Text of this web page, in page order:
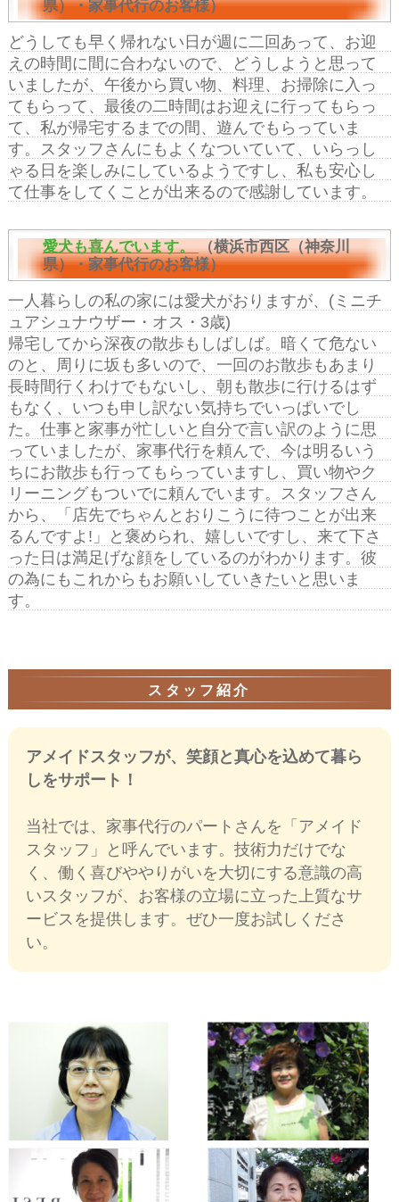
県）・家事代行のお客様）
どうしても早く帰れない日が週に二回あって、お迎
えの時間に間に合わないので、どうしようと思って
いましたが、午後から買い物、料理、お掃除に入っ
てもらって、最後の二時間はお迎えに行ってもらっ
て、私が帰宅するまでの間、遊んでもらっていま
す。スタッフさんにもよくなついていて、いらっし
ゃる日を楽しみにしているようですし、私も安心し
て仕事をしてくことが出来るので感謝しています。
愛犬も喜んでいます。
（横浜市西区（神奈川
県）・家事代行のお客様）
一人暮らしの私の家には愛犬がおりますが、(ミニチ
ュアシュナウザー・オス・3歳)
帰宅してから深夜の散歩もしばしば。暗くて危ない
のと、周りに坂も多いので、一回のお散歩もあまり
長時間行くわけでもないし、朝も散歩に行けるはず
もなく、いつも申し訳ない気持ちでいっぱいでし
た。仕事と家事が忙しいと自分で言い訳のように思
っていましたが、家事代行を頼んで、今は明るいう
ちにお散歩も行ってもらっていますし、買い物やク
リーニングもついでに頼んでいます。スタッフさん
から、「店先でちゃんとおりこうに待つことが出来
るんですよ!」と褒められ、嬉しいですし、来て下さ
った日は満足げな顔をしているのがわかります。彼
の為にもこれからもお願いしていきたいと思いま
す。
スタッフ紹介
アメイドスタッフが、笑顔と真心を込めて暮ら
しをサポート！
当社では、家事代行のパートさんを「アメイド
スタッフ」と呼んでいます。技術力だけでな
く、働く喜びややりがいを大切にする意識の高
いスタッフが、お客様の立場に立った上質なサ
ービスを提供します。ぜひ一度お試しくださ
い。